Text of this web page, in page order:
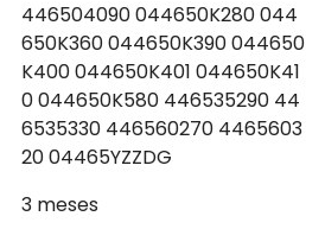
446504090 044650K280 044
650K360 044650K390 044650
K400 044650K401 044650K41
0 044650K580 446535290 44
6535330 446560270 4465603
20 04465YZZDG
3 meses